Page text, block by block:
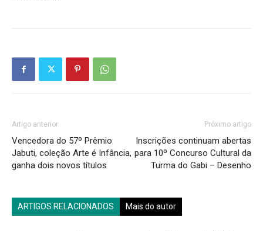
Artigo anterior
Vencedora do 57º Prêmio
Jabuti, coleção Arte é Infância,
ganha dois novos títulos
Próximo artigo
Inscrições continuam abertas
para 10º Concurso Cultural da
Turma do Gabi – Desenho
ARTIGOS RELACIONADOS Mais do autor